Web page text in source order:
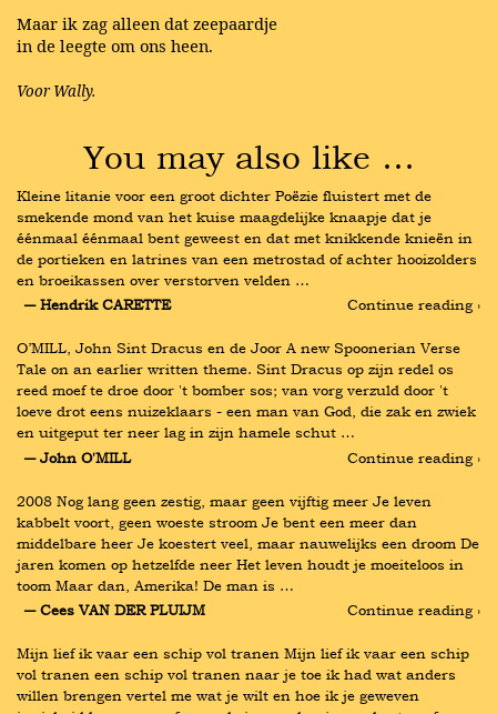
Maar ik zag alleen dat zeepaardje
in de leegte om ons heen.
Voor Wally.
You may also like …
Kleine litanie voor een groot dichter Poëzie fluistert met de
smekende mond van het kuise maagdelijke knaapje dat je
éénmaal éénmaal bent geweest en dat met knikkende knieën in
de portieken en latrines van een metrostad of achter hooizolders
en broeikassen over verstorven velden …
― Hendrik CARETTE
Continue reading ›
O’MILL, John Sint Dracus en de Joor A new Spoonerian Verse
Tale on an earlier written theme. Sint Dracus op zijn redel os
reed moef te droe door 't bomber sos; van vorg verzuld door 't
loeve drot eens nuizeklaars - een man van God, die zak en zwiek
en uitgeput ter neer lag in zijn hamele schut …
― John O'MILL
Continue reading ›
2008 Nog lang geen zestig, maar geen vijftig meer Je leven
kabbelt voort, geen woeste stroom Je bent een meer dan
middelbare heer Je koestert veel, maar nauwelijks een droom De
jaren komen op hetzelfde neer Het leven houdt je moeiteloos in
toom Maar dan, Amerika! De man is …
― Cees VAN DER PLUIJM
Continue reading ›
Mijn lief ik vaar een schip vol tranen Mijn lief ik vaar een schip
vol tranen een schip vol tranen naar je toe ik had wat anders
willen brengen vertel me wat je wilt en hoe ik je geweven